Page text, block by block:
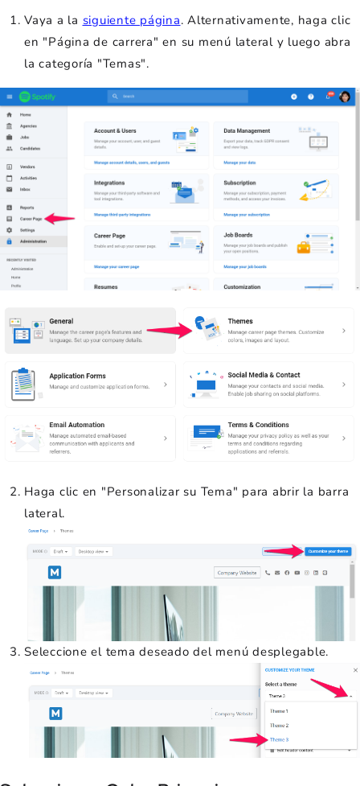
Vaya a la siguiente página. Alternativamente, haga clic
en "Página de carrera" en su menú lateral y luego abra
la categoría "Temas".
Haga clic en "Personalizar su Tema" para abrir la barra
lateral.
Seleccione el tema deseado del menú desplegable.